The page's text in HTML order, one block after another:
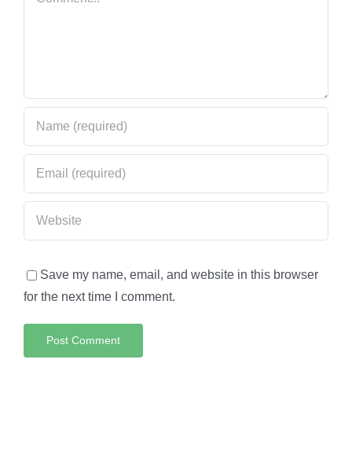
Save my name, email, and website in this browser
for the next time I comment.